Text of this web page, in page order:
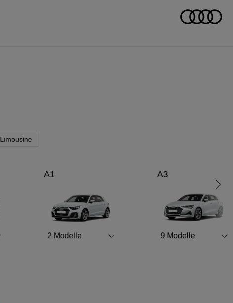
Limousine
A1
2 Modelle
A3
9 Modelle